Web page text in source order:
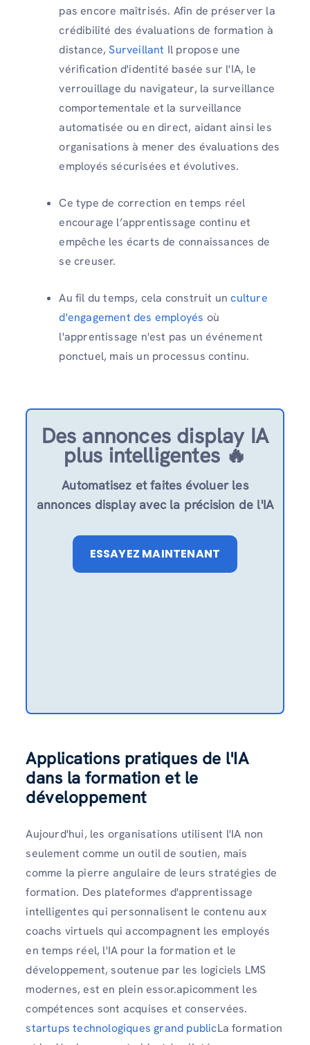
pas encore maîtrisés. Afin de préserver la
crédibilité des évaluations de formation à
distance,Surveillant Il propose une
vérification d'identité basée sur l'IA, le
verrouillage du navigateur, la surveillance
comportementale et la surveillance
automatisée ou en direct, aidant ainsi les
organisations à mener des évaluations des
employés sécurisées et évolutives.
Ce type de correction en temps réel
encourage l’apprentissage continu et
empêche les écarts de connaissances de
se creuser.
Au fil du temps, cela construit unculture
d'engagement des employés où
l'apprentissage n'est pas un événement
ponctuel, mais un processus continu.
Des annonces display IA
plus intelligentes 🔥
Automatisez et faites évoluer les
annonces display avec la précision de l'IA
ESSAYEZ MAINTENANT
Applications pratiques de l'IA
dans la formation et le
développement
Aujourd'hui, les organisations utilisent l'IA non
seulement comme un outil de soutien, mais
comme la pierre angulaire de leurs stratégies de
formation. Des plateformes d'apprentissage
intelligentes qui personnalisent le contenu aux
coachs virtuels qui accompagnent les employés
en temps réel, l'IA pour la formation et le
développement, soutenue par les logiciels LMS
modernes, est en plein essor.apicomment les
compétences sont acquises et conservées.
startups technologiques grand publicLa formation